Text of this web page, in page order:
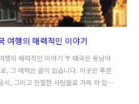
여행의 매력적인 이야기
행의 매력적인 이야기 🌴 태국은 동남아
, 그 매력은 끝이 없습니다. 이곳은 푸른
식, 그리고 친절한 사람들로 가득 차 있습
로운 경험이 되며, 여러분을 놀라게 할 많